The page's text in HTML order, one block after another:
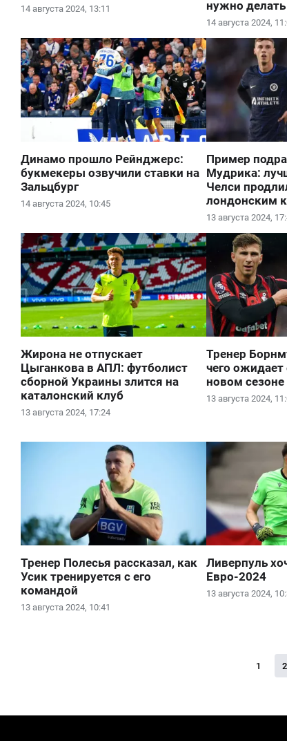
14 августа 2024, 13:11
14 августа 2024,
нужно
14 августа 2024, 10:45
Динамо прошло Рейнджерс:
букмекеры озвучили ставки на
Зальцбург
13 августа 2024,
Пример
Мудрика:
Челси
лондонским
13 августа 2024, 17:24
Жирона не отпускает
Цыганкова в АПЛ: футболист
сборной Украины злится на
каталонский клуб
13 августа 2024,
Тренер
чего ожидает
новом сезоне
13 августа 2024, 10:41
Тренер Полесья рассказал, как
Усик тренируется с его
командой
13 августа 2024,
Ливерпуль
Евро-2024
1 2